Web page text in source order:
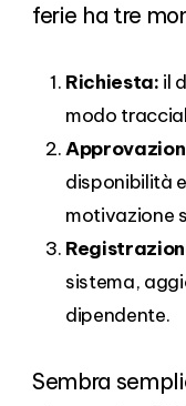
ferie ha tre
Richiesta: il
modo
disponibilità
motivazione
sistema,
dipendente.
Sembra